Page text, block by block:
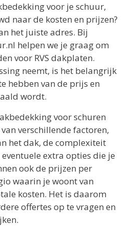
voor je schuur,
naar de kosten en prijzen?
het juiste adres. Bij
helpen we je graag om
voor RVS dakplaten.
neemt, is het belangrijk
hebben van de prijs en
wordt.
voor schuren
verschillende factoren,
het dak, de complexiteit
extra opties die je
ook de prijzen per
waarin je woont van
kosten. Het is daarom
offertes op te vragen en